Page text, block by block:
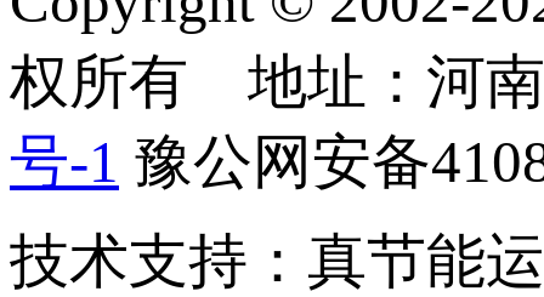
权所有 地址：河
号-1 豫公网安备
技术支持：真节能